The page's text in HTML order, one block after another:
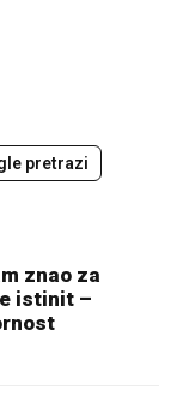
pretrazi
znao za
istinit –